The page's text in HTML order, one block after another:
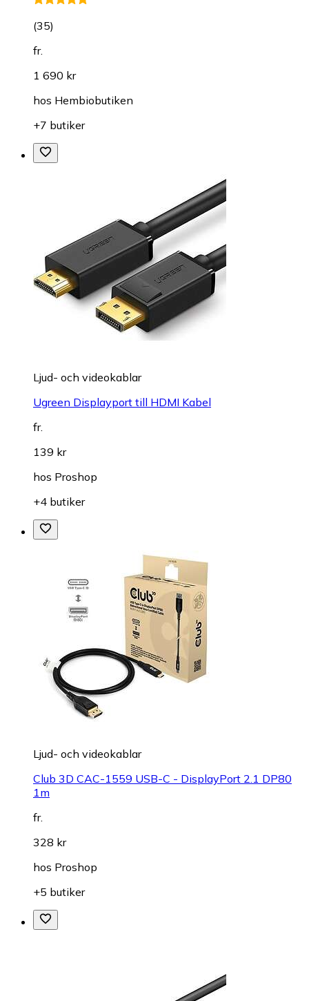
(35)
fr.
1 690 kr
hos Hembiobutiken
+7 butiker
Ljud- och videokablar
Ugreen Displayport till HDMI Kabel
fr.
139 kr
hos Proshop
+4 butiker
Ljud- och videokablar
Club 3D CAC-1559 USB-C - DisplayPort 2.1 DP80
1m
fr.
328 kr
hos Proshop
+5 butiker